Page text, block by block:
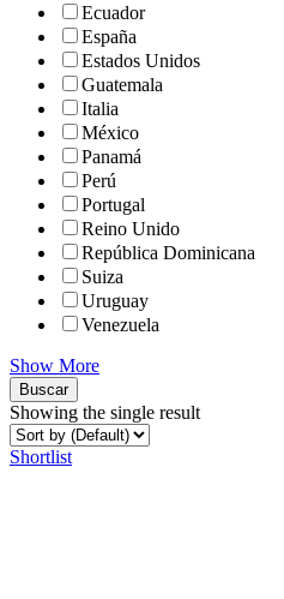
Ecuador
España
Estados Unidos
Guatemala
Italia
México
Panamá
Perú
Portugal
Reino Unido
República Dominicana
Suiza
Uruguay
Venezuela
Show More
Buscar
Showing the single result
Shortlist